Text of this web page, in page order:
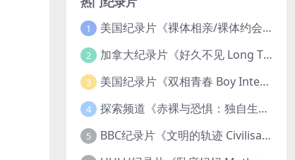
1 美国纪录片《裸体相亲/裸体约会 Dating Naked 2014-2016》第1-3季全33集 英语中英双字 无水印纯净版 1080P/MKV/85.6G 裸体相亲真人秀
2 加拿大纪录片《好久不见 Long Time Comin 1993》英语中英双字 官方纯净版 1080P/MKV/1G 女同性艺术家
3 美国纪录片《双相青春 Boy Interrupted 2009》英语中英双字 官方纯净版 1080P/MKV/1.43G 青少年躁郁症
4 探索频道《赤裸与恐惧：独自生存/赤裸荒野求生 Naked and Afraid: Solo 2023》第一季全8集 英语中英双字 官方纯净版 高码1080P/MKV/45.4G
5 BBC纪录片《文明的轨迹 Civilisations 1969》全13集 英语中英双字 高清收藏版 1080P/MKV/64.1G 西方艺术史话